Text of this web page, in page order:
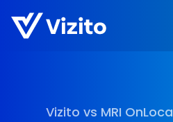
Vizito vs MRI